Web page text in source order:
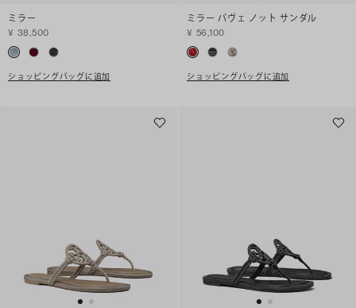
ミラー
¥ 38,500
ショッピングバッグに追加
ミラー パヴェ ノット サンダル
¥ 56,100
ショッピングバッグに追加